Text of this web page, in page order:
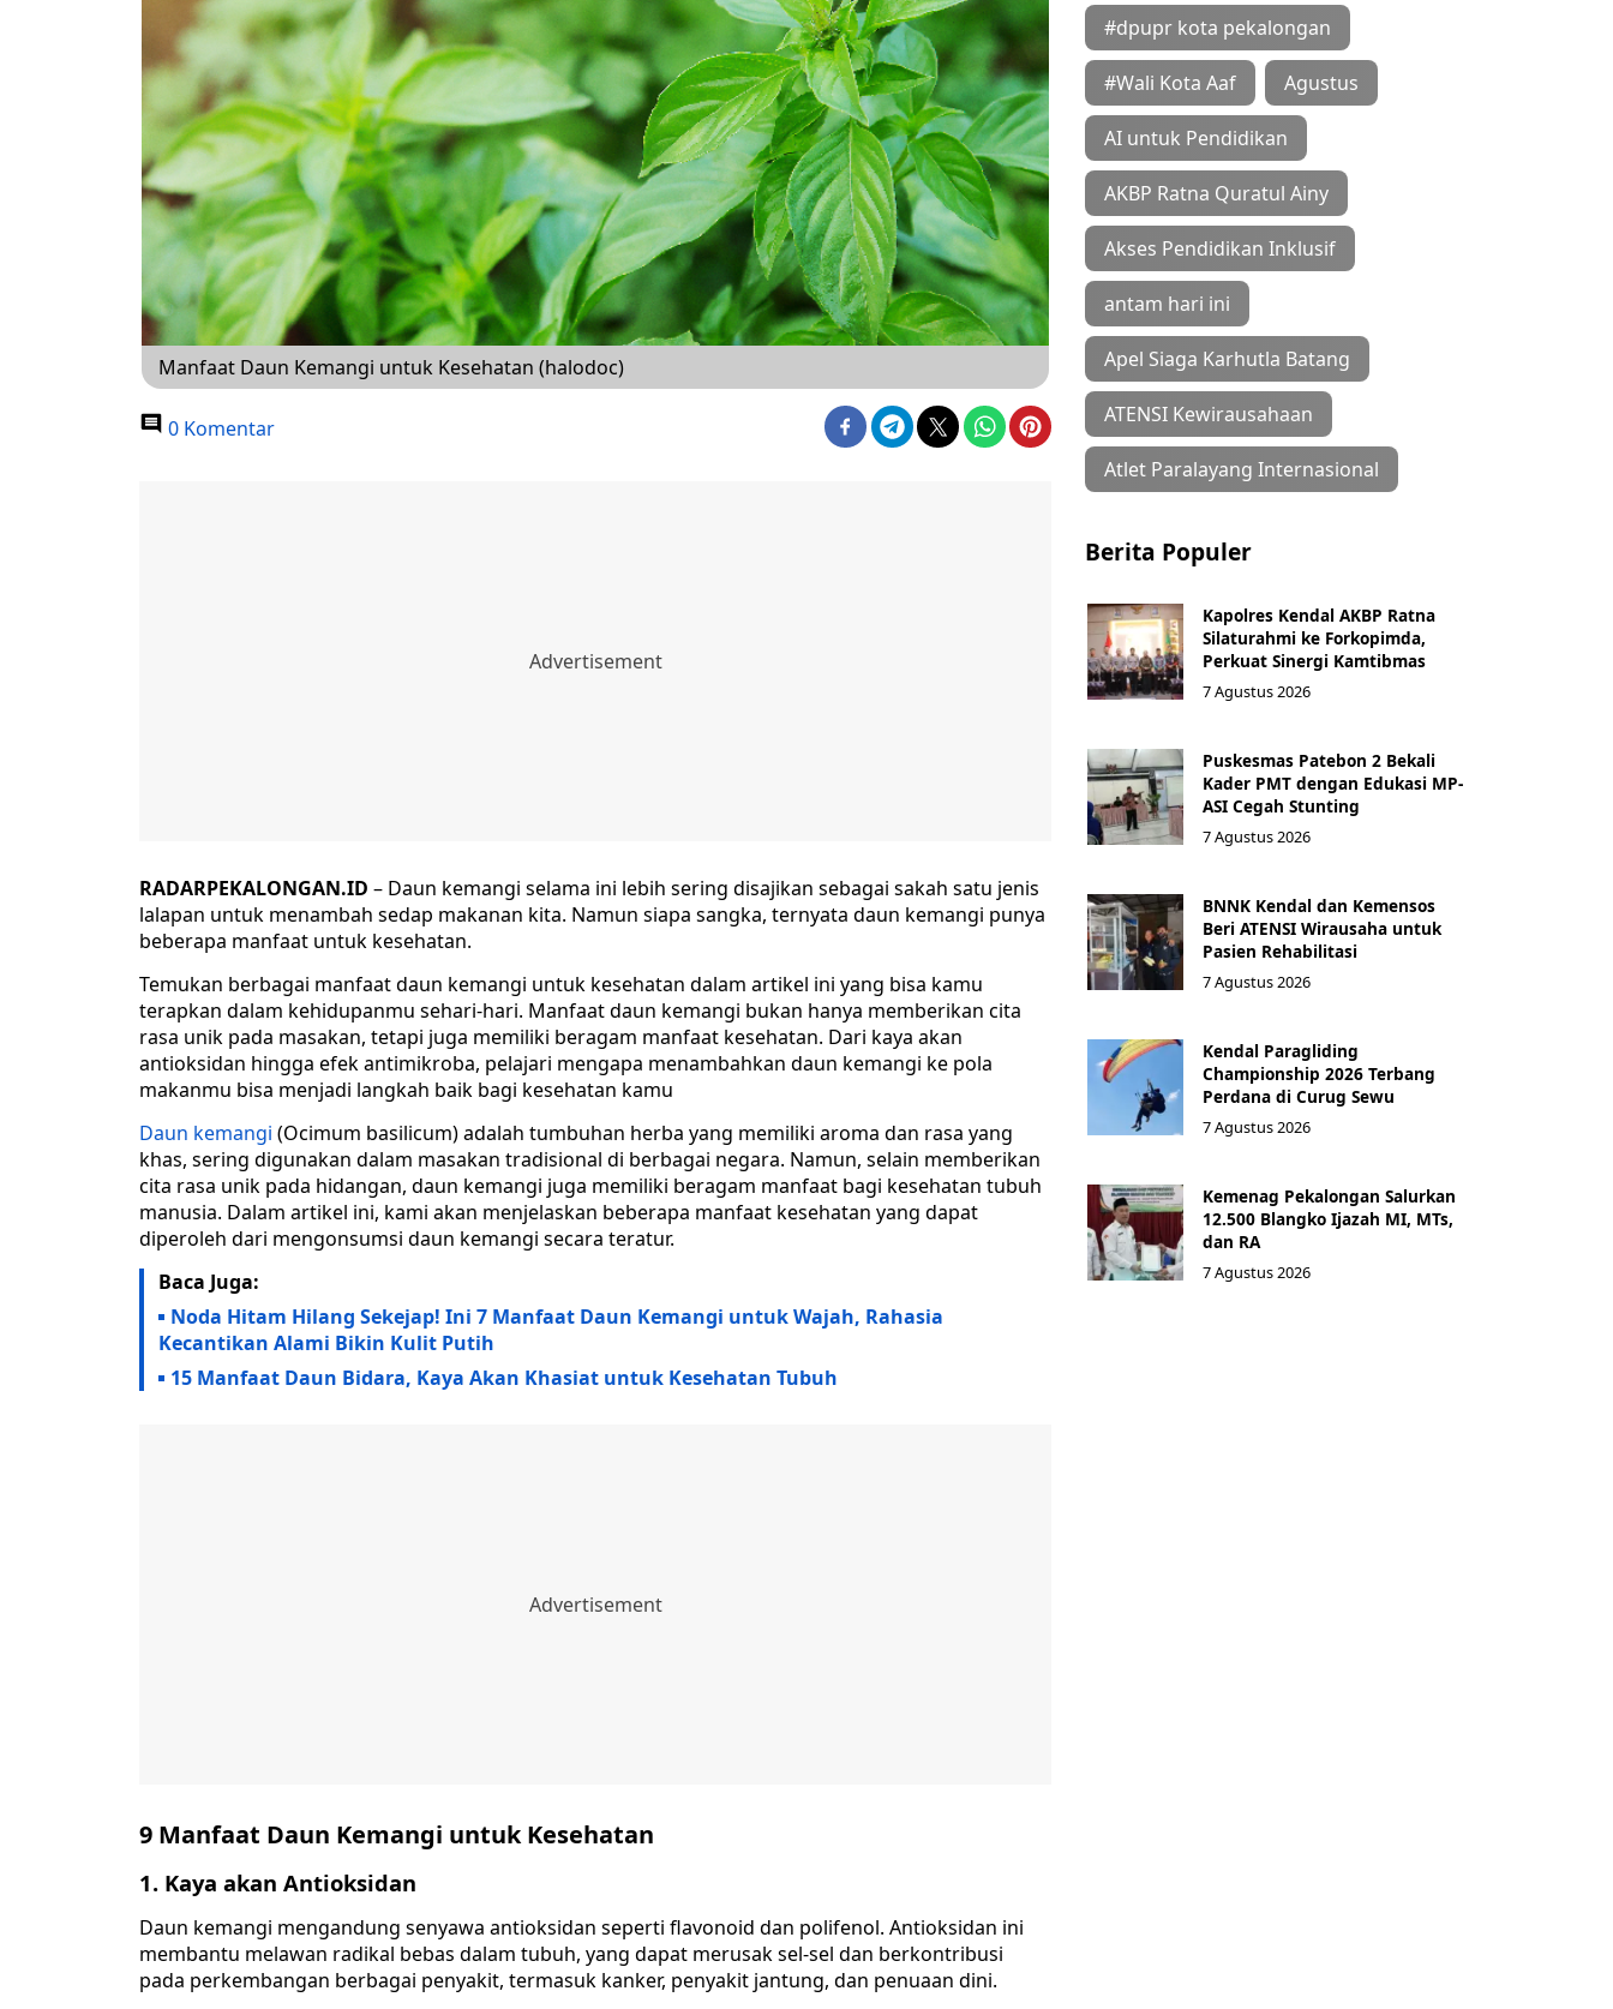
Manfaat Daun Kemangi untuk Kesehatan (halodoc)
0 Komentar
RADARPEKALONGAN.ID – Daun kemangi selama ini lebih sering disajikan sebagai sakah satu jenis
lalapan untuk menambah sedap makanan kita. Namun siapa sangka, ternyata daun kemangi punya
beberapa manfaat untuk kesehatan.
Temukan berbagai manfaat daun kemangi untuk kesehatan dalam artikel ini yang bisa kamu
terapkan dalam kehidupanmu sehari-hari. Manfaat daun kemangi bukan hanya memberikan cita
rasa unik pada masakan, tetapi juga memiliki beragam manfaat kesehatan. Dari kaya akan
antioksidan hingga efek antimikroba, pelajari mengapa menambahkan daun kemangi ke pola
makanmu bisa menjadi langkah baik bagi kesehatan kamu
Daun kemangi (Ocimum basilicum) adalah tumbuhan herba yang memiliki aroma dan rasa yang
khas, sering digunakan dalam masakan tradisional di berbagai negara. Namun, selain memberikan
cita rasa unik pada hidangan, daun kemangi juga memiliki beragam manfaat bagi kesehatan tubuh
manusia. Dalam artikel ini, kami akan menjelaskan beberapa manfaat kesehatan yang dapat
diperoleh dari mengonsumsi daun kemangi secara teratur.
Baca Juga:
Noda Hitam Hilang Sekejap! Ini 7 Manfaat Daun Kemangi untuk Wajah, Rahasia
Kecantikan Alami Bikin Kulit Putih
15 Manfaat Daun Bidara, Kaya Akan Khasiat untuk Kesehatan Tubuh
9 Manfaat Daun Kemangi untuk Kesehatan
1. Kaya akan Antioksidan
Daun kemangi mengandung senyawa antioksidan seperti flavonoid dan polifenol. Antioksidan ini
membantu melawan radikal bebas dalam tubuh, yang dapat merusak sel-sel dan berkontribusi
pada perkembangan berbagai penyakit, termasuk kanker, penyakit jantung, dan penuaan dini.
#dpupr kota pekalongan
#Wali Kota Aaf Agustus
AI untuk Pendidikan
AKBP Ratna Quratul Ainy
Akses Pendidikan Inklusif
antam hari ini
Apel Siaga Karhutla Batang
ATENSI Kewirausahaan
Atlet Paralayang Internasional
Berita Populer
Kapolres Kendal AKBP Ratna
Silaturahmi ke Forkopimda,
Perkuat Sinergi Kamtibmas
7 Agustus 2026
Puskesmas Patebon 2 Bekali
Kader PMT dengan Edukasi MP-
ASI Cegah Stunting
7 Agustus 2026
BNNK Kendal dan Kemensos
Beri ATENSI Wirausaha untuk
Pasien Rehabilitasi
7 Agustus 2026
Kendal Paragliding
Championship 2026 Terbang
Perdana di Curug Sewu
7 Agustus 2026
Kemenag Pekalongan Salurkan
12.500 Blangko Ijazah MI, MTs,
dan RA
7 Agustus 2026